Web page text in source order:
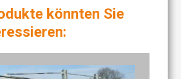
könnten Sie